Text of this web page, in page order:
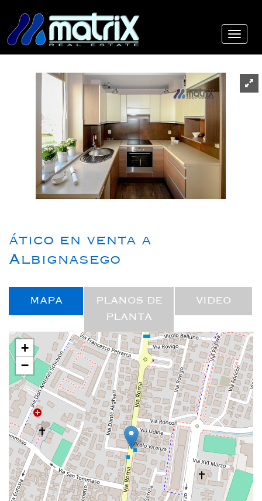
ático en venta a
Albignasego
MAPA PLANOS DE
PLANTA
VIDEO
+
−